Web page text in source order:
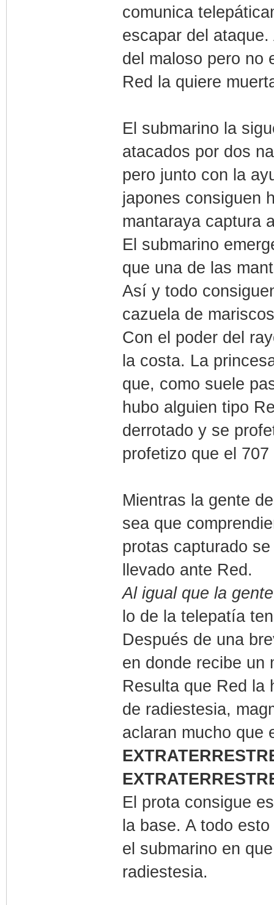
comunica
escapar del
del maloso pero no
Red la quiere
El submarino la
atacados por dos
pero junto con la
japones consiguen
mantaraya captura
El submarino
que una de las
Así y todo
cazuela de
Con el poder del
la costa. La
que, como suele
hubo alguien tipo
derrotado y se
profetizo que el
Mientras la gente
sea que
protas capturado
llevado ante Red.
Al igual que la
lo de la telepatía
Después de una
en donde recibe un
Resulta que Red la
de radiestesia,
aclaran mucho que
El prota consigue
la base. A todo
el submarino en
radiestesia.